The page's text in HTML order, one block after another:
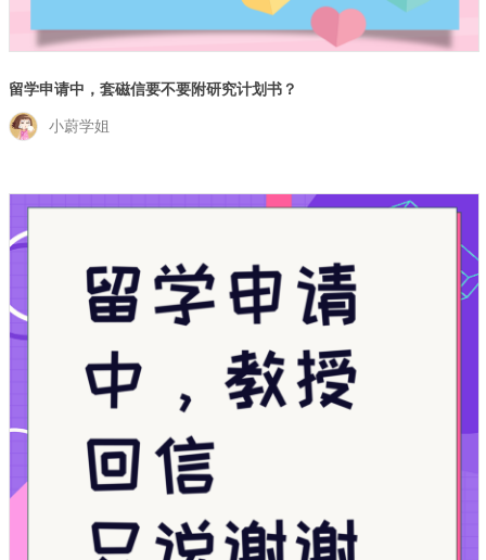
留学申请中，套磁信要不要附研究计划书？
小蔚学姐